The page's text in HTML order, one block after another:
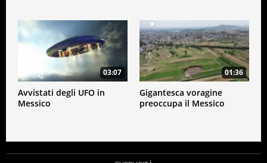
03:07
Avvistati degli UFO in
Messico
01:36
Gigantesca voragine
preoccupa il Messico